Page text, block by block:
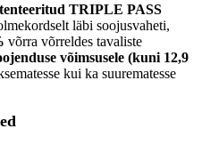
TRIPLE PASS
läbi soojusvaheti,
võrra võrreldes tavaliste
võimsusele (kuni 12,9
kui ka suurematesse